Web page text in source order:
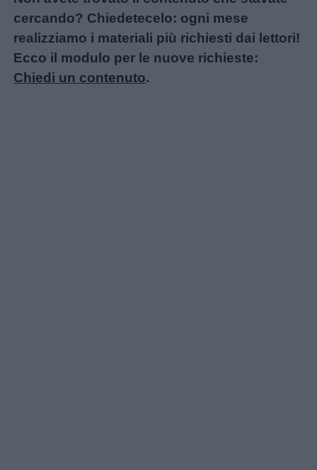
cercando? Chiedetecelo: ogni mese
realizziamo i materiali più richiesti dai lettori!
Ecco il modulo per le nuove richieste:
Chiedi un contenuto.